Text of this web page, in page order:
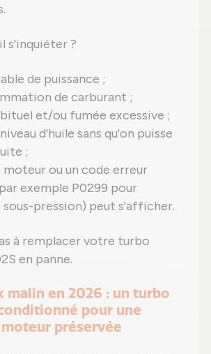
s'inquiéter ?
de puissance ;
de carburant ;
et/ou fumée excessive ;
d'huile sans qu'on puisse
;
moteur ou un code erreur
exemple P0299 pour
sous-pression) peut s'afficher.
à remplacer votre turbo
en panne.
malin en 2026 : un turbo
pour une
préservée